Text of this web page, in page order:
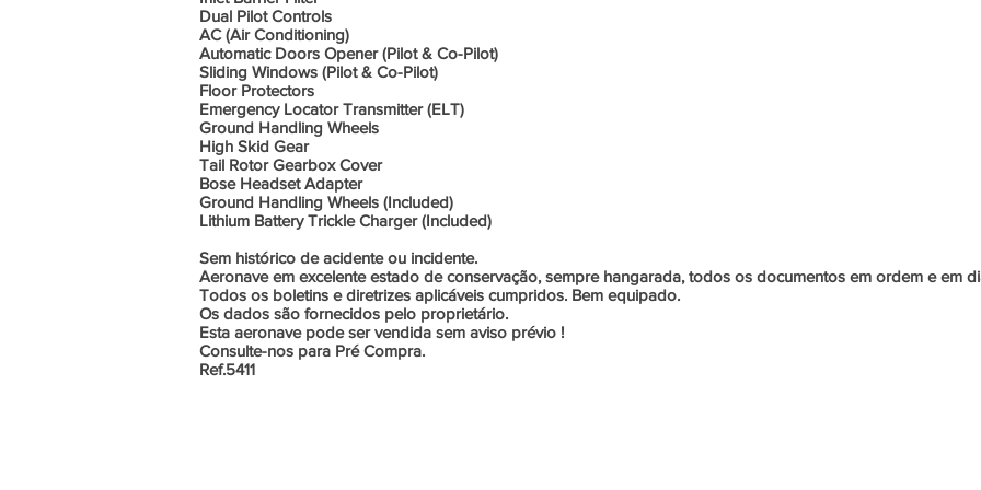
Dual Pilot Controls
AC (Air Conditioning)
Automatic Doors Opener (Pilot & Co-Pilot)
Sliding Windows (Pilot & Co-Pilot)
Floor Protectors
Emergency Locator Transmitter (ELT)
Ground Handling Wheels
High Skid Gear
Tail Rotor Gearbox Cover
Bose Headset Adapter
Ground Handling Wheels (Included)
Lithium Battery Trickle Charger (Included)
Sem histórico de acidente ou incidente.
Aeronave em excelente estado de conservação, sempre hangarada, todos os documentos em ordem e em
Todos os boletins e diretrizes aplicáveis cumpridos. Bem equipado.
Os dados são fornecidos pelo proprietário.
Esta aeronave pode ser vendida sem aviso prévio !
Consulte-nos para Pré Compra.
Ref.5411